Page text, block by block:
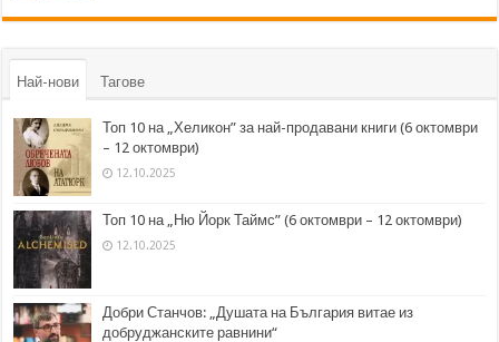
Най-нови Тагове
Топ 10 на „Хеликон” за най-продавани книги (6 октомври
– 12 октомври)
12.10.2025
Топ 10 на „Ню Йорк Таймс” (6 октомври – 12 октомври)
12.10.2025
Добри Станчов: „Душата на България витае из
добруджанските равнини“